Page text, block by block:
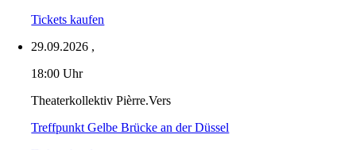
Tickets kaufen
29.09.2026 ,
18:00 Uhr
Theaterkollektiv Pièrre.Vers
Treffpunkt Gelbe Brücke an der Düssel